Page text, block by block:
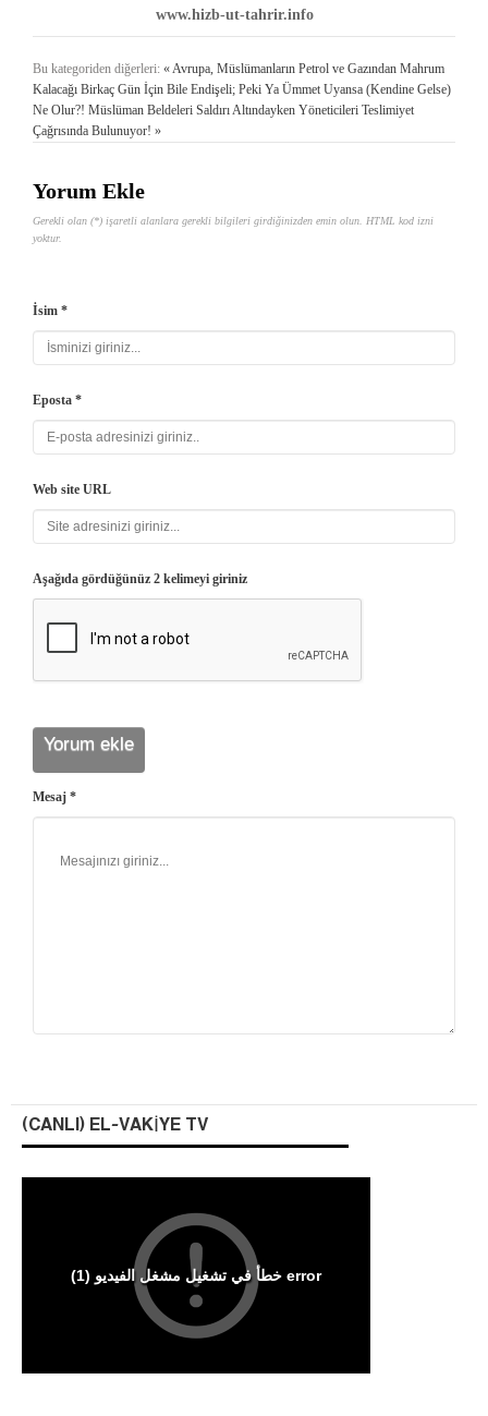
www.hizb-ut-tahrir.info
Bu kategoriden diğerleri: « Avrupa, Müslümanların Petrol ve Gazından Mahrum
Kalacağı Birkaç Gün İçin Bile Endişeli; Peki Ya Ümmet Uyansa (Kendine Gelse)
Ne Olur?! Müslüman Beldeleri Saldırı Altındayken Yöneticileri Teslimiyet
Çağrısında Bulunuyor! »
Yorum Ekle
Gerekli olan (*) işaretli alanlara gerekli bilgileri girdiğinizden emin olun. HTML kod izni
yoktur.
İsim *
Eposta *
Web site URL
Aşağıda gördüğünüz 2 kelimeyi giriniz
Mesaj *
(CANLI) EL-VAKIYE TV